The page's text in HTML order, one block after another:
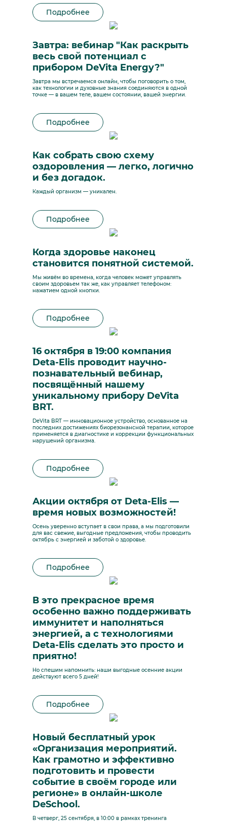
Подробнее
Завтра: вебинар "Как раскрыть
весь свой потенциал с
прибором DeVita Energy?"
Завтра мы встречаемся онлайн, чтобы поговорить о том,
как технологии и духовные знания соединяются в одной
точке — в вашем теле, вашем состоянии, вашей энергии.
Подробнее
Как собрать свою схему
оздоровления — легко, логично
и без догадок.
Каждый организм — уникален.
Подробнее
Когда здоровье наконец
становится понятной системой.
Мы живём во времена, когда человек может управлять
своим здоровьем так же, как управляет телефоном:
нажатием одной кнопки.
Подробнее
16 октября в 19:00 компания
Deta-Elis проводит научно-
познавательный вебинар,
посвящённый нашему
уникальному прибору DeVita
BRT.
DeVita BRT — инновационное устройство, основанное на
последних достижениях биорезонансной терапии, которое
применяется в диагностике и коррекции функциональных
нарушений организма.
Подробнее
Акции октября от Deta-Elis —
время новых возможностей!
Осень уверенно вступает в свои права, а мы подготовили
для вас свежие, выгодные предложения, чтобы проводить
октябрь с энергией и заботой о здоровье.
Подробнее
В это прекрасное время
особенно важно поддерживать
иммунитет и наполняться
энергией, а с технологиями
Deta-Elis сделать это просто и
приятно!
Но спешим напомнить: наши выгодные осенние акции
действуют всего 5 дней!
Подробнее
Новый бесплатный урок
«Организация мероприятий.
Как грамотно и эффективно
подготовить и провести
событие в своём городе или
регионе» в онлайн-школе
DeSchool.
В четверг, 25 сентября, в 10:00 в рамках тренинга